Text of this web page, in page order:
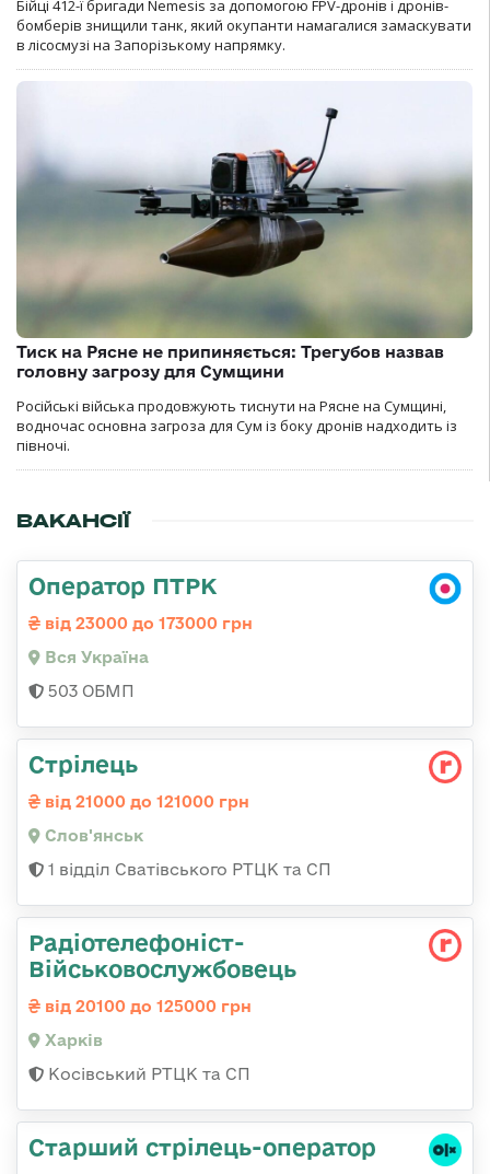
Бійці 412-ї бригади Nemesis за допомогою FPV-дронів і дронів-
бомберів знищили танк, який окупанти намагалися замаскувати
в лісосмузі на Запорізькому напрямку.
Тиск на Рясне не припиняється: Трегубов назвав
головну загрозу для Сумщини
Російські війська продовжують тиснути на Рясне на Сумщині,
водночас основна загроза для Сум із боку дронів надходить із
півночі.
ВАКАНСІЇ
Оператор ПТРК
від 23000 до 173000 грн
Вся Україна
503 ОБМП
Стрілець
від 21000 до 121000 грн
Слов'янськ
1 відділ Сватівського РТЦК та СП
Радіотелефоніст-
Військовослужбовець
від 20100 до 125000 грн
Харків
Косівський РТЦК та СП
Старший стрілець-оператор